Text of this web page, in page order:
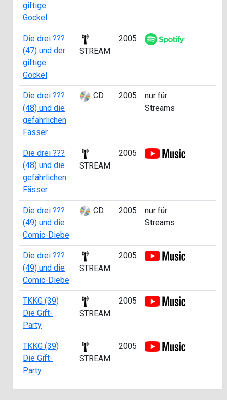
giftige
Gockel
Die drei ???
(47) und der
giftige
Gockel
STREAM
2005
Die drei ???
(48) und die
gefährlichen
Fässer
CD 2005
nur für
Streams
Die drei ???
(48) und die
gefährlichen
Fässer
STREAM
2005
Die drei ???
(49) und die
Comic-Diebe
CD 2005
nur für
Streams
Die drei ???
(49) und die
Comic-Diebe
STREAM
2005
TKKG (39)
Die Gift-
Party
STREAM
2005
TKKG (39)
Die Gift-
Party
STREAM
2005